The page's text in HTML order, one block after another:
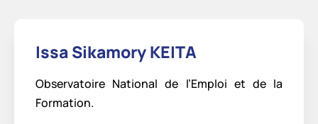
Issa Sikamory KEITA
Observatoire National de l’Emploi et de la
Formation.